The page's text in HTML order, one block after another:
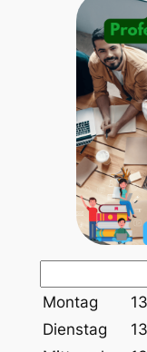
uMontag
Dienstag